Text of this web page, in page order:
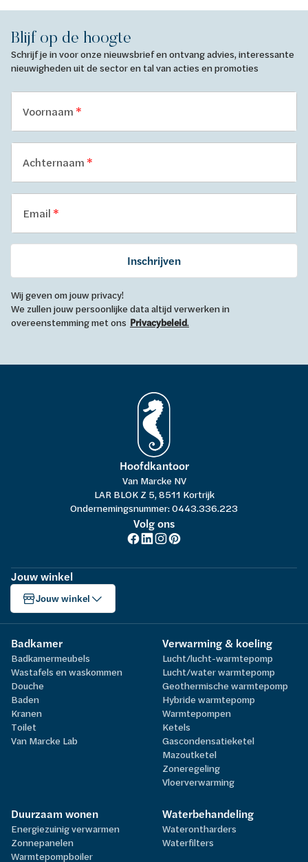
Blijf op de hoogte
Schrijf je in voor onze nieuwsbrief en ontvang advies, interessante
nieuwigheden uit de sector en tal van acties en promoties
Voornaam
Achternaam
Email
Inschrijven
Wij geven om jouw privacy!
We zullen jouw persoonlijke data altijd verwerken in
overeenstemming met ons Privacybeleid.
Hoofdkantoor
Van Marcke NV
LAR BLOK Z 5, 8511 Kortrijk
Ondernemingsnummer: 0443.336.223
Volg ons
Jouw winkel
Jouw winkel
Badkamer
Badkamermeubels
Wastafels en waskommen
Douche
Baden
Kranen
Toilet
Van Marcke Lab
Verwarming & koeling
Lucht/lucht-warmtepomp
Lucht/water warmtepomp
Geothermische warmtepomp
Hybride warmtepomp
Warmtepompen
Ketels
Gascondensatieketel
Mazoutketel
Zoneregeling
Vloerverwarming
Duurzaam wonen
Energiezuinig verwarmen
Zonnepanelen
Warmtepompboiler
Waterbehandeling
Waterontharders
Waterfilters